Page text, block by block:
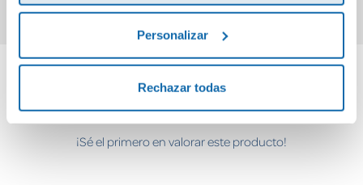
Personalizar
Rechazar todas
Cuéntanos tu opinión
¡Sé el primero en valorar este producto!